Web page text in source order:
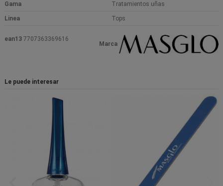
Gama Tratamientos uñas
Linea Tops
Marca
ean13 7707363369616
Le puede interesar